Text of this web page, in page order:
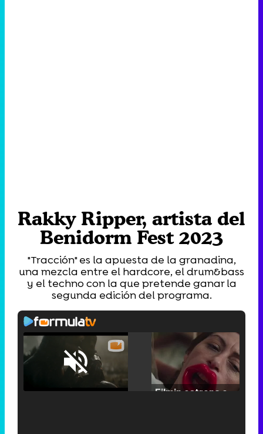
Rakky Ripper, artista del
Benidorm Fest 2023
"Tracción" es la apuesta de la granadina,
una mezcla entre el hardcore, el drum&bass
y el techno con la que pretende ganar la
segunda edición del programa.
Unmute /